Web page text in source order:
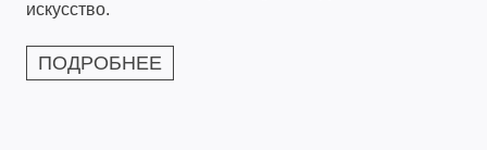
искусство.
ПОДРОБНЕЕ